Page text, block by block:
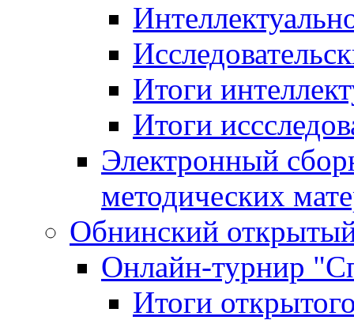
Итоги
Итоги
Электронный
методических
Обнинский
Онлайн-турнир
Итоги